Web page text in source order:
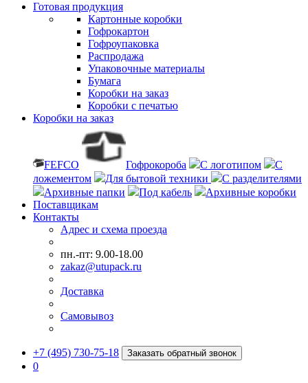
Готовая продукция
Картонные коробки
Гофрокартон
Гофроупаковка
Распродажа
Упаковочные материалы
Бумага
Коробки на заказ
Коробки с печатью
Коробки на заказ
FEFCO Гофрокороба С логотипом
С
ложементом
Для бытовой техники
С разделителями
Архивные папки
Под кабель
Архивные коробки
Поставщикам
Контакты
Адрес и схема проезда
пн.-пт: 9.00-18.00
zakaz@utupack.ru
Доставка
Самовывоз
+7 (495) 730-75-18 Заказать обратный звонок
0